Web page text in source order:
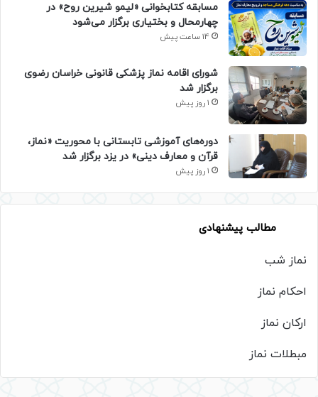
مسابقه کتابخوانی «لیمو شیرین روح» در
چهارمحال و بختیاری برگزار می‌شود
14 ساعت پیش
شورای اقامه نماز پزشکی قانونی خراسان رضوی
برگزار شد
1 روز پیش
دوره‌های آموزشی تابستانی با محوریت «نماز،
قرآن و معارف دینی» در یزد برگزار شد
1 روز پیش
مطالب پیشنهادی
نماز شب
احکام نماز
ارکان نماز
مبطلات نماز